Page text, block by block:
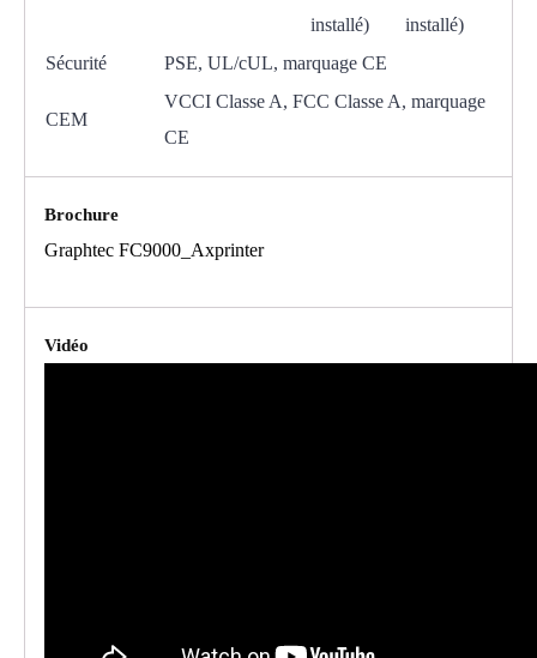
installé)
installé)
Sécurité
PSE, UL/cUL, marquage CE
CEM
VCCI Classe A, FCC Classe A, marquage
CE
Brochure
Graphtec FC9000_Axprinter
Vidéo